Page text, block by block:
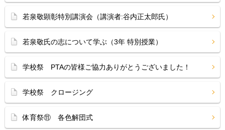
若泉敬顕彰特別講演会（講演者:谷内正太郎氏）
若泉敬氏の志について学ぶ（3年 特別授業）
学校祭 PTAの皆様ご協力ありがとうございました！
学校祭 クロージング
体育祭⑪ 各色解団式